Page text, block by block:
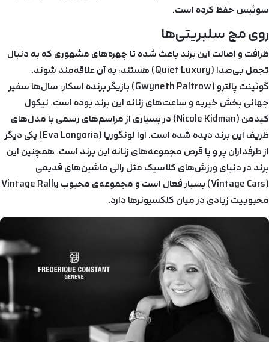
سوئیس حفظ کرده است.
روی مچ سلبریتی‌ها
ظرافت و اصالت این برند باعث شده تا چهره‌های مشهوری که به دنبال
تجمل بی‌صدا (Quiet Luxury) هستند، به آن علاقه‌مند شوند.
گوئینت پالترو (Gwyneth Paltrow) بازیگر برنده اسکار، سال‌ها سفیر
جهانی بخش خیریه و ساعت‌های زنانه این برند بوده است. نیکول
کیدمن (Nicole Kidman) در بسیاری از مراسم‌های رسمی با مدل‌های
ظریف این برند دیده شده است. اوا لونگوریا (Eva Longoria) یکی دیگر
از طرفداران پر و پا قرص مجموعه‌های زنانه این برند است. همچنین این
برند در دنیای ورزش‌های کلاسیک مثل رالی ماشین‌های قدیمی
(Vintage Cars) بسیار فعال است و مجموعه‌ی محبوب Vintage Rally
محبوبیت زیادی در میان کلکسیونرها دارد.